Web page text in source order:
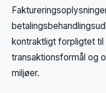
kontraktligt forpligtet til
transaktionsformål og
miljøer.